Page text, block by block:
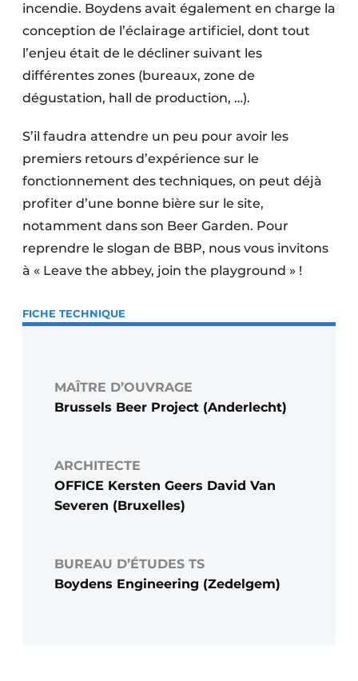
incendie. Boydens avait également en charge la
conception de l’éclairage artificiel, dont tout
l’enjeu était de le décliner suivant les
différentes zones (bureaux, zone de
dégustation, hall de production, …).
S’il faudra attendre un peu pour avoir les
premiers retours d’expérience sur le
fonctionnement des techniques, on peut déjà
profiter d’une bonne bière sur le site,
notamment dans son Beer Garden. Pour
reprendre le slogan de BBP, nous vous invitons
à « Leave the abbey, join the playground » !
FICHE TECHNIQUE
MAÎTRE D’OUVRAGE
Brussels Beer Project (Anderlecht)
ARCHITECTE
OFFICE Kersten Geers David Van
Severen (Bruxelles)
BUREAU D’ÉTUDES TS
Boydens Engineering (Zedelgem)